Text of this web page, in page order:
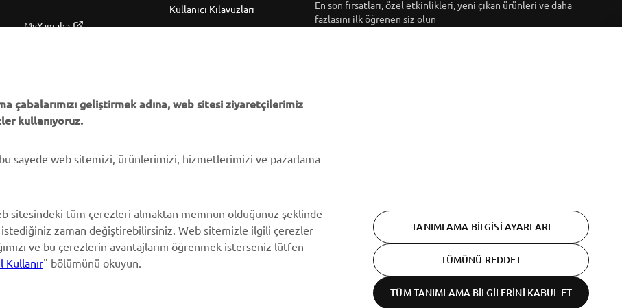
MyYamaha
Yamaha Motor Global
Mobil Uygulamalar
Kullanıcı Kılavuzları
Bilgilendirme
En son fırsatları, özel etkinlikleri, yeni çıkan ürünleri ve daha
fazlasını ilk öğrenen siz olun
geliştirmek adına, web sitesi ziyaretçilerimiz
kullanıyoruz.
sayede web sitemizi, ürünlerimizi, hizmetlerimizi ve pazarlama
sitesindeki tüm çerezleri almaktan memnun olduğunuz şeklinde
zaman değiştirebilirsiniz. Web sitemizle ilgili çerezler
ve bu çerezlerin avantajlarını öğrenmek isterseniz lütfen
Kullanır" bölümünü okuyun.
TANIMLAMA BILGISI AYARLARI
TÜMÜNÜ REDDET
TÜM TANIMLAMA BILGILERINI KABUL ET